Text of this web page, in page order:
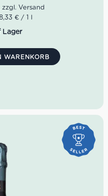
möchten, der Frische,
Aperitivo-
€ / 1 l
Lager
WARENKORB